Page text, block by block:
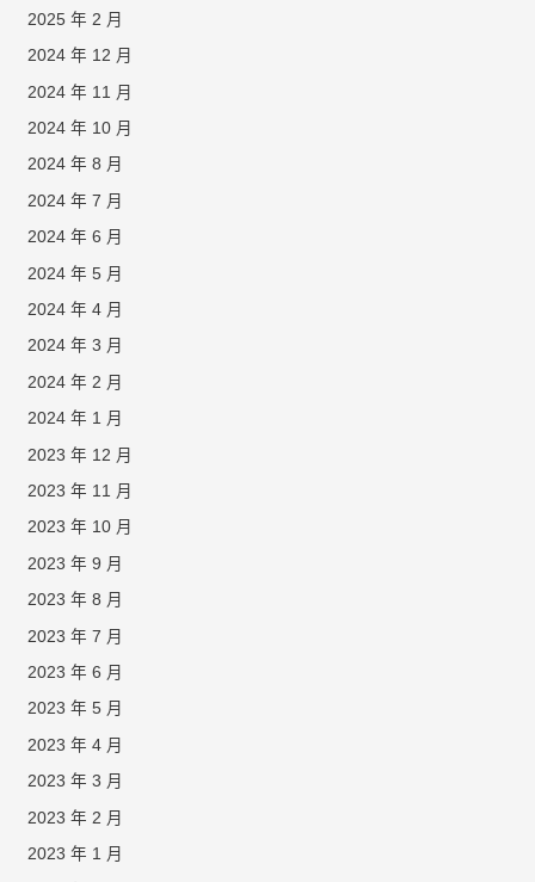
2025 年 2 月
2024 年 12 月
2024 年 11 月
2024 年 10 月
2024 年 8 月
2024 年 7 月
2024 年 6 月
2024 年 5 月
2024 年 4 月
2024 年 3 月
2024 年 2 月
2024 年 1 月
2023 年 12 月
2023 年 11 月
2023 年 10 月
2023 年 9 月
2023 年 8 月
2023 年 7 月
2023 年 6 月
2023 年 5 月
2023 年 4 月
2023 年 3 月
2023 年 2 月
2023 年 1 月